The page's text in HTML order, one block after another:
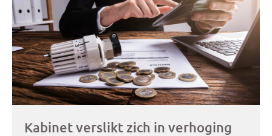
Kabinet verslikt zich in verhoging